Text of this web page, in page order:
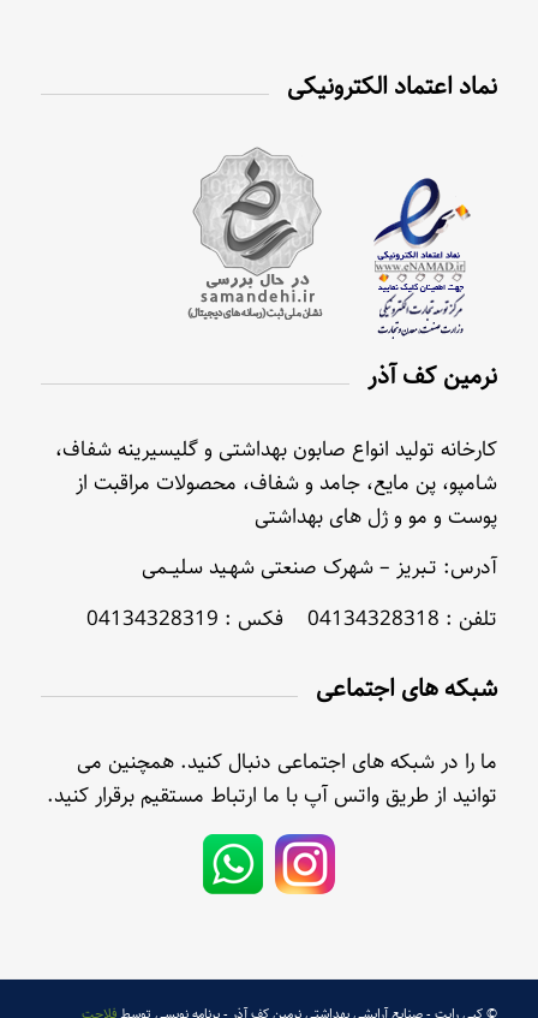
نماد اعتماد الکترونیکی
نرمین کف آذر
کارخانه تولید انواع صابون بهداشتی و گلیسیرینه شفاف،
شامپو، پن مایع، جامد و شفاف، محصولات مراقبت از
پوست و مو و ژل های بهداشتی
آدرس: تـبریز – شهرک صنعتی شهـید سلیــمی
تلفن : 04134328318 فکس : 04134328319
شبکه های اجتماعی
ما را در شبکه های اجتماعی دنبال کنید. همچنین می
توانید از طریق واتس آپ با ما ارتباط مستقیم برقرار کنید.